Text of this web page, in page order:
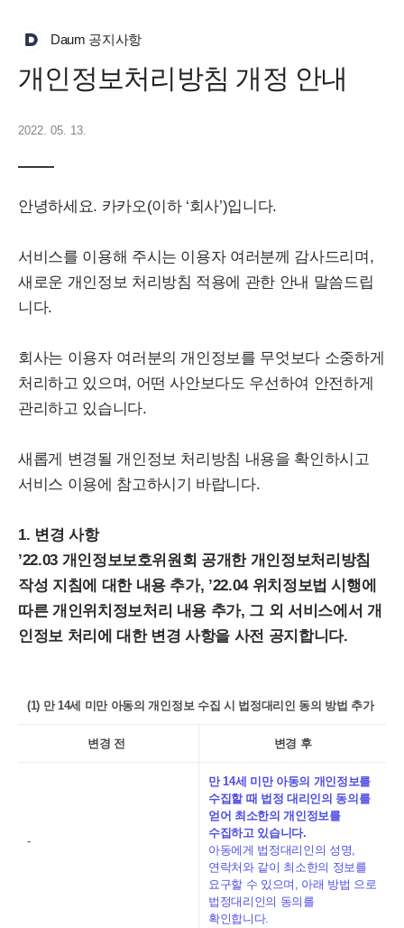
Daum 공지사항
개인정보처리방침 개정 안내
2022. 05. 13.
안녕하세요. 카카오(이하 ‘회사’)입니다.
서비스를 이용해 주시는 이용자 여러분께 감사드리며,
새로운 개인정보 처리방침 적용에 관한 안내 말씀드립
니다.
회사는 이용자 여러분의 개인정보를 무엇보다 소중하게
처리하고 있으며, 어떤 사안보다도 우선하여 안전하게
관리하고 있습니다.
새롭게 변경될 개인정보 처리방침 내용을 확인하시고
서비스 이용에 참고하시기 바랍니다.
1. 변경 사항
’22.03 개인정보보호위원회 공개한 개인정보처리방침
작성 지침에 대한 내용 추가, ’22.04 위치정보법 시행에
따른 개인위치정보처리 내용 추가, 그 외 서비스에서 개
인정보 처리에 대한 변경 사항을 사전 공지합니다.
(1) 만 14세 미만 아동의 개인정보 수집 시 법정대리인 동의 방법 추가
변경 전 변경 후
-
만 14세 미만 아동의 개인정보를
수집할 때 법정 대리인의 동의를
얻어 최소한의 개인정보를
수집하고 있습니다.
아동에게 법정대리인의 성명,
연락처와 같이 최소한의 정보를
요구할 수 있으며, 아래 방법 으로
법정대리인의 동의를
확인합니다.